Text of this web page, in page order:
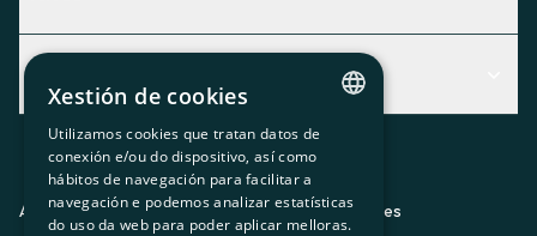
Descubre qué servicio te encaja mejor
Contacto
Actualidad
O recuncho da socia
Prensa
Aviso legalPolítica de privacidadPolítica de cookies
CATALAN
SPANISH
GL
Xestión de cookies
Utilizamos cookies que tratan datos de
conexión e/ou do dispositivo, así como
hábitos de navegación para facilitar a
navegación e podemos analizar estatísticas
do uso da web para poder aplicar melloras.